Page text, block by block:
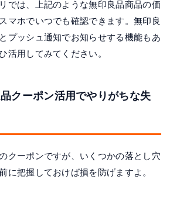
では、上記のような無印良品商品の価
マホでいつでも確認できます。無印良
プッシュ通知でお知らせする機能もあ
活用してみてください。
クーポン活用でやりがちな失
クーポンですが、いくつかの落とし穴
に把握しておけば損を防げますよ。